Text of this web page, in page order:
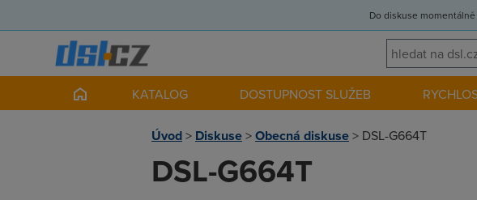
Do diskuse
KATALOG DOSTUPNOST SLUŽEB
Úvod> Diskuse>Obecná diskuse> DSL-G664T
DSL-G664T